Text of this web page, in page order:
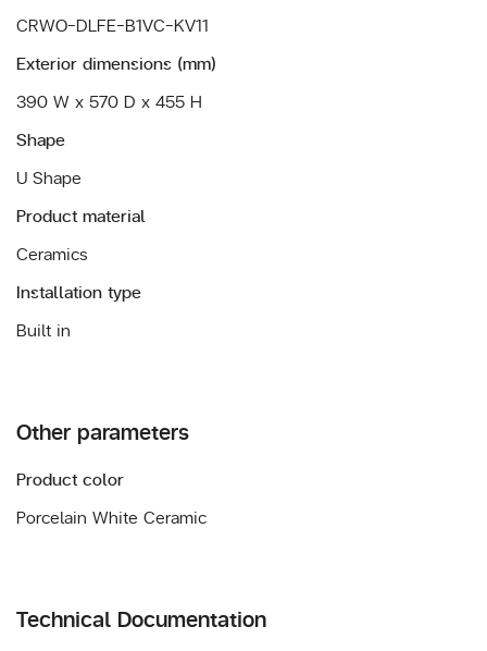
CRWO-DLFE-B1VC-KV11
Exterior dimensions (mm)
390 W x 570 D x 455 H
Shape
U Shape
Product material
Ceramics
Installation type
Built in
Other parameters
Product color
Porcelain White Ceramic
Technical Documentation